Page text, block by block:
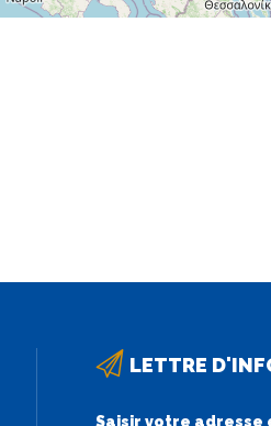
LETTRE
Saisir votre adresse